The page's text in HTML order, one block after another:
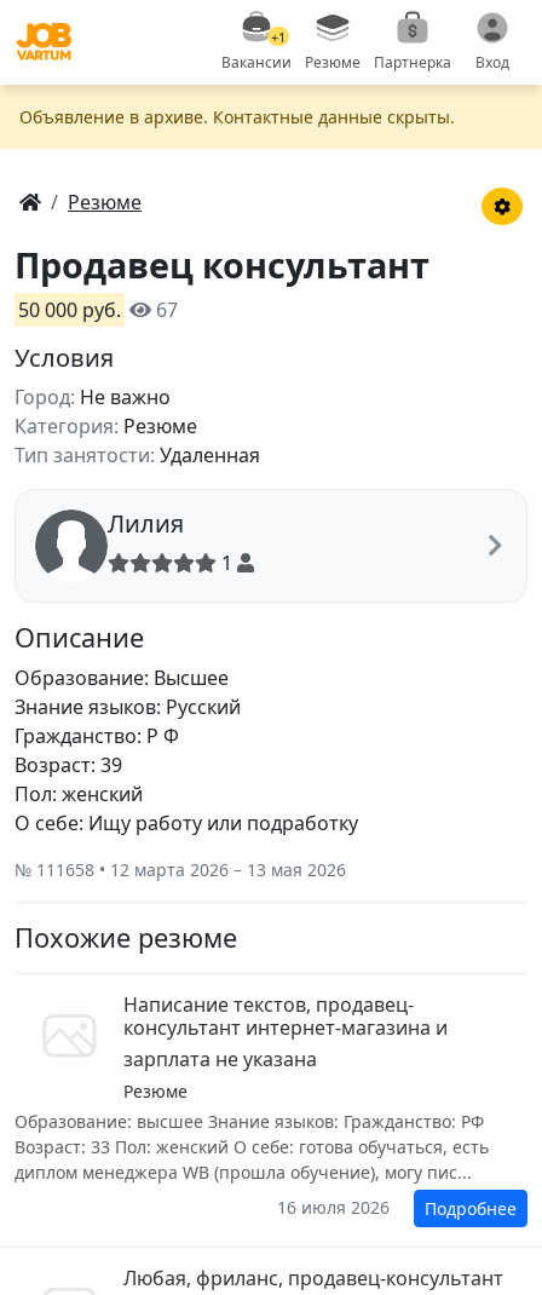
+1
Вакансии Резюме Партнерка Вход
Объявление в apxивe. Контактные данные скрыты.
Резюме
Продавец консультант
50 000 руб. 67
Условия
Город: Не важно
Категория: Резюме
Тип занятости: Удаленная
Лилия
1
Описание
Образование: Высшее
Знание языков: Русский
Гражданство: Р Ф
Возраст: 39
Пол: женский
О себе: Ищу работу или подработку
№ 111658 • 12 марта 2026 – 13 мая 2026
Похожие резюме
Написание текстов, продавец-
консультант интернет-магазина и
зарплата не указана
Резюме
Образование: высшее Знание языков: Гражданство: РФ
Возраст: 33 Пол: женский О себе: готова обучаться, есть
диплом менеджера WB (прошла обучение), могу пис...
16 июля 2026
Подробнее
Любая, фриланс, продавец-консультант